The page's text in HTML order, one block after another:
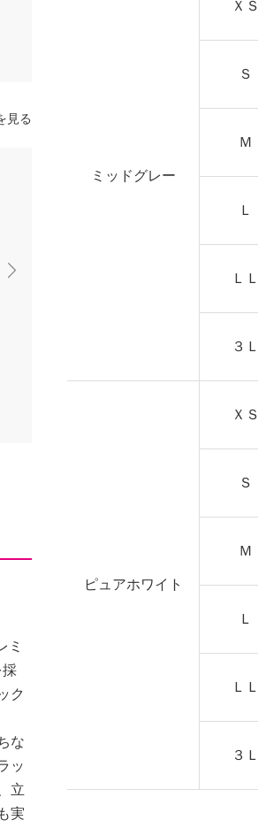
見る
ミ
採
ク
な
ッ
立
実
ミッドグレー
ＸＳ
Ｓ
Ｍ
Ｌ
ＬＬ
３Ｌ
ピュアホワイト
ＸＳ
Ｓ
Ｍ
Ｌ
ＬＬ
３Ｌ